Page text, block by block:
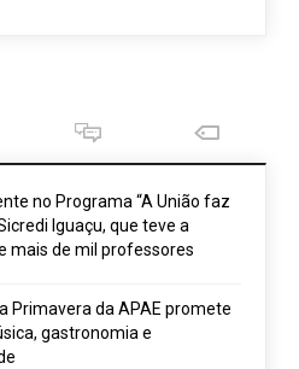
no Programa “A União faz
Iguaçu, que teve a
mais de mil professores
Primavera da APAE promete
gastronomia e